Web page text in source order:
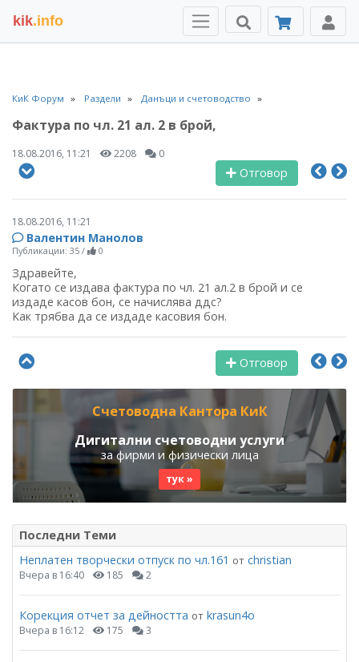
kik.info
КиК Форум Раздели Данъци и счетоводство
Фактура по чл. 21 ал. 2 в брой,
18.08.2016, 11:21 2208 0
Отговор
18.08.2016, 11:21
Валентин Манолов
Публикации: 35 / 0
Здравейте,
Когато се издава фактура по чл. 21 ал.2 в брой и се
издаде касов бон, се начислява ддс?
Как трябва да се издаде касовия бон.
Отговор
Счетоводна Кантора КиК
Дигитални счетоводни услуги
за фирми и физически лица
тук »
Последни Теми
Неплатен творчески отпуск по чл.161 от christian
Вчера в 16:40 185 2
Корекция отчет за дейността от krasun4o
Вчера в 16:12 175 3